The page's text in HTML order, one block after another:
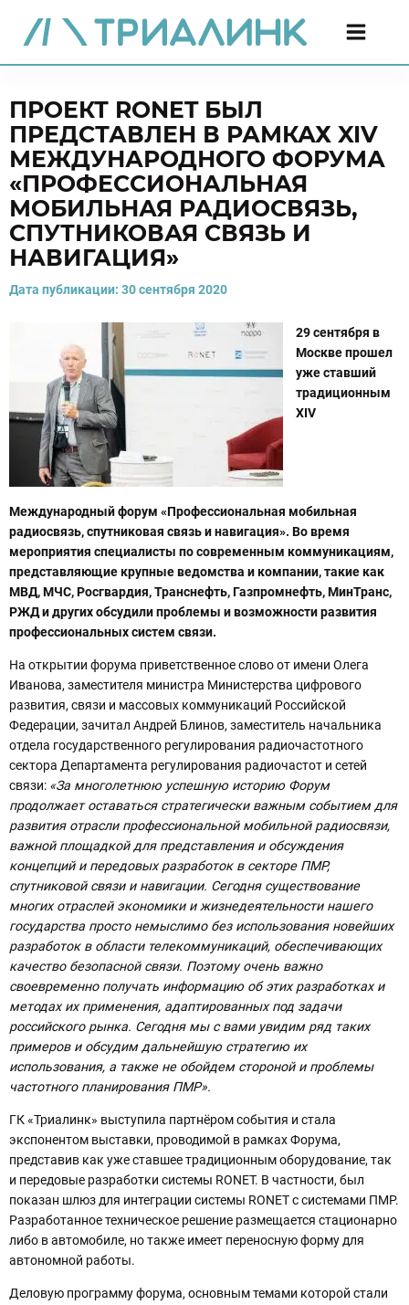
ПРОЕКТ RONET БЫЛ
ПРЕДСТАВЛЕН В РАМКАХ XIV
МЕЖДУНАРОДНОГО ФОРУМА
«ПРОФЕССИОНАЛЬНАЯ
МОБИЛЬНАЯ РАДИОСВЯЗЬ,
СПУТНИКОВАЯ СВЯЗЬ И
НАВИГАЦИЯ»
Дата публикации: 30 сентября 2020
29 сентября в
Москве прошел
уже ставший
традиционным
XIV
Международный форум «Профессиональная мобильная
радиосвязь, спутниковая связь и навигация». Во время
мероприятия специалисты по современным коммуникациям,
представляющие крупные ведомства и компании, такие как
МВД, МЧС, Росгвардия, Транснефть, Газпромнефть, МинТранс,
РЖД и других обсудили проблемы и возможности развития
профессиональных систем связи.
На открытии форума приветственное слово от имени Олега
Иванова, заместителя министра Министерства цифрового
развития, связи и массовых коммуникаций Российской
Федерации, зачитал Андрей Блинов, заместитель начальника
отдела государственного регулирования радиочастотного
сектора Департамента регулирования радиочастот и сетей
связи: «За многолетнюю успешную историю Форум
продолжает оставаться стратегически важным событием для
развития отрасли профессиональной мобильной радиосвязи,
важной площадкой для представления и обсуждения
концепций и передовых разработок в секторе ПМР,
спутниковой связи и навигации. Сегодня существование
многих отраслей экономики и жизнедеятельности нашего
государства просто немыслимо без использования новейших
разработок в области телекоммуникаций, обеспечивающих
качество безопасной связи. Поэтому очень важно
своевременно получать информацию об этих разработках и
методах их применения, адаптированных под задачи
российского рынка. Сегодня мы с вами увидим ряд таких
примеров и обсудим дальнейшую стратегию их
использования, а также не обойдем стороной и проблемы
частотного планирования ПМР».
ГК «Триалинк» выступила партнёром события и стала
экспонентом выставки, проводимой в рамках Форума,
представив как уже ставшее традиционным оборудование, так
и передовые разработки системы RONET. В частности, был
показан шлюз для интеграции системы RONET с системами ПМР.
Разработанное техническое решение размещается стационарно
либо в автомобиле, но также имеет переносную форму для
автономной работы.
Деловую программу форума, основным темами которой стали